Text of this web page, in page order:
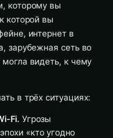
которому вы
которой вы
интернет в
зарубежная сеть во
видеть, к чему
в трёх ситуациях:
Fi. Угрозы
«кто угодно